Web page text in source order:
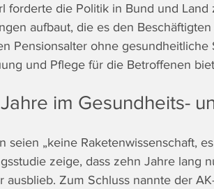
forderte die Politik in Bund und
aufbaut, die es den
Pensionsalter ohne
und Pflege für die Betroffenen
im Gesundheits-
seien „keine Raketenwissenschaft,
zeige, dass zehn Jahre lang
ausblieb. Zum Schluss nannte der